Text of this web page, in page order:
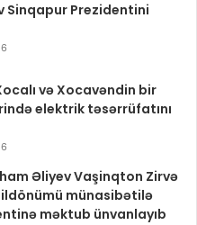
Sinqapur Prezidentini
və Xocavəndin bir
elektrik təsərrüfatını
Əliyev Vaşinqton Zirvə
münasibətilə
məktub ünvanlayıb